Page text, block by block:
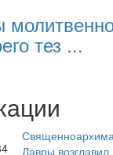
тез ...
Лавры возглавил